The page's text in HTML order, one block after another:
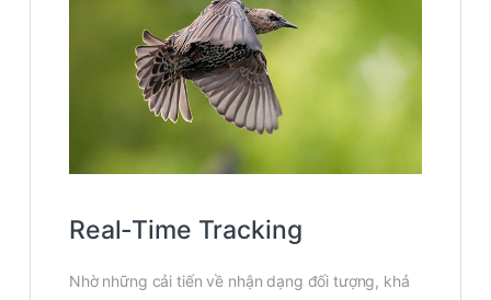
Real-Time Tracking
Nhờ những cải tiến về nhận dạng đối tượng, khả